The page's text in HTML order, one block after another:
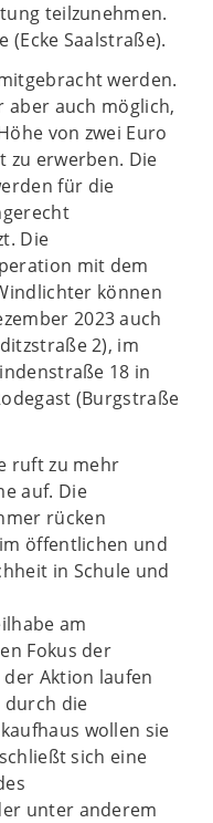
teilzunehmen.
(Ecke Saalstraße).
werden.
aber auch möglich,
von zwei Euro
zu erwerben. Die
für die
Die
mit dem
können
2023 auch
2), im
18 in
(Burgstraße
ruft zu mehr
auf. Die
rücken
öffentlichen und
in Schule und
am
Fokus der
Aktion laufen
durch die
wollen sie
sich eine
unter anderem